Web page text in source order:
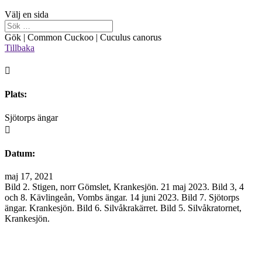
Välj en sida
Gök | Common Cuckoo | Cuculus canorus
Tillbaka

Plats:
Sjötorps ängar

Datum:
maj 17, 2021
Bild 2. Stigen, norr Gömslet, Krankesjön. 21 maj 2023. Bild 3, 4
och 8. Kävlingeån, Vombs ängar. 14 juni 2023. Bild 7. Sjötorps
ängar. Krankesjön. Bild 6. Silvåkrakärret. Bild 5. Silvåkratornet,
Krankesjön.